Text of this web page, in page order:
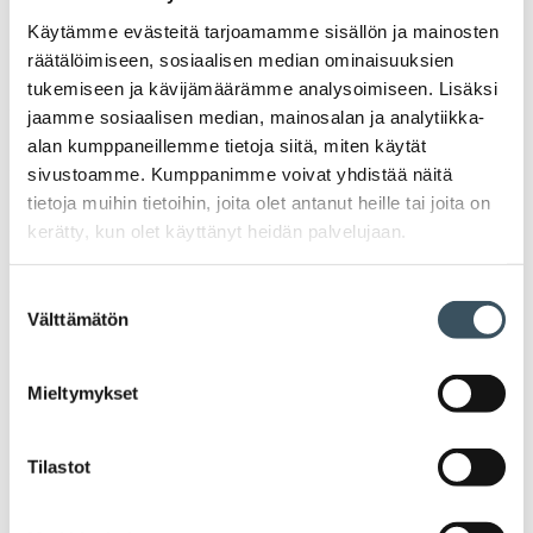
Käytämme evästeitä tarjoamamme sisällön ja mainosten
räätälöimiseen, sosiaalisen median ominaisuuksien
tukemiseen ja kävijämäärämme analysoimiseen. Lisäksi
jaamme sosiaalisen median, mainosalan ja analytiikka-
alan kumppaneillemme tietoja siitä, miten käytät
sivustoamme. Kumppanimme voivat yhdistää näitä
tietoja muihin tietoihin, joita olet antanut heille tai joita on
kerätty, kun olet käyttänyt heidän palvelujaan.
valinta
Välttämätön
Mieltymykset
Tilastot
2024
2023
2022
2021
2020
2019